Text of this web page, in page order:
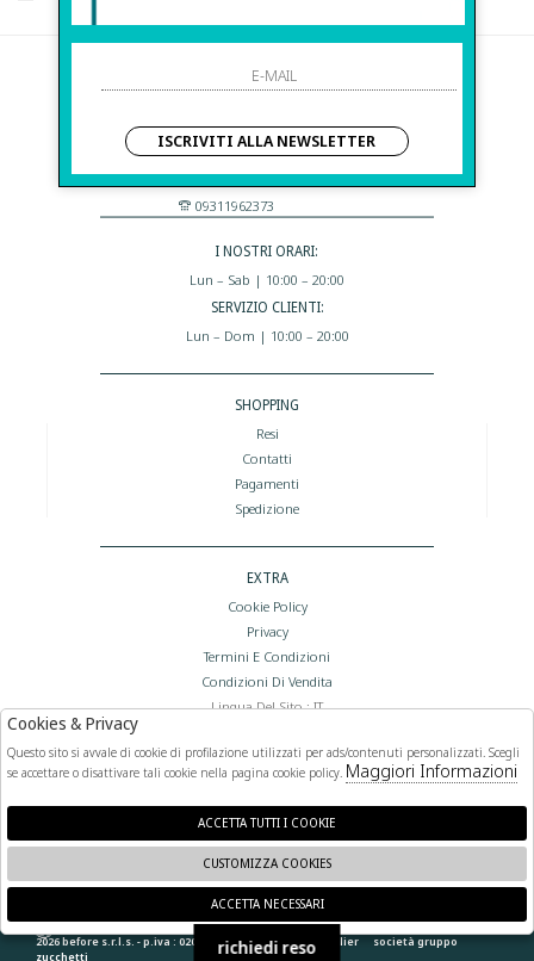
Before S.r.l.s.
Via Della Maestranza , 23
96100 Siracusa - Italia
Eshop@apiedinudinelparcoboutique.com
09311962373
I NOSTRI ORARI:
Lun – Sab | 10:00 – 20:00
SERVIZIO CLIENTI:
Lun – Dom | 10:00 – 20:00
SHOPPING
Resi
Contatti
Pagamenti
Spedizione
EXTRA
Cookie Policy
Privacy
Termini E Condizioni
Condizioni Di Vendita
Lingua Del Sito : IT
FOLLOW US
2026 before s.r.l.s. - p.iva : 02066400892 powered by atelier società gruppo
zucchetti
🍪
ISCRIVITI ALLA NEWSLETTER
richiedi reso
Cookies & Privacy
Questo sito si avvale di cookie di profilazione utilizzati per ads/contenuti personalizzati. Scegli
se accettare o disattivare tali cookie nella pagina cookie policy. Maggiori Informazioni
ACCETTA TUTTI I COOKIE
CUSTOMIZZA COOKIES
ACCETTA NECESSARI